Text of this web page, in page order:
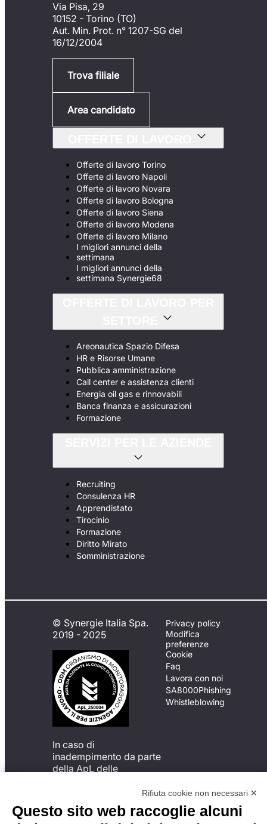
Via Pisa, 29
10152 - Torino (TO)
Aut. Min. Prot. n° 1207-SG del
16/12/2004
Trova filiale
Area candidato
Offerte di lavoro Torino
Offerte di lavoro Napoli
Offerte di lavoro Novara
Offerte di lavoro Bologna
Offerte di lavoro Siena
Offerte di lavoro Modena
Offerte di lavoro Milano
I migliori annunci della
settimana
I migliori annunci della
settimana Synergie68
Areonautica Spazio Difesa
HR e Risorse Umane
Pubblica amministrazione
Call center e assistenza clienti
Energia oil gas e rinnovabili
Banca finanza e assicurazioni
Formazione
Recruiting
Consulenza HR
Apprendistato
Tirocinio
Formazione
Diritto Mirato
Somministrazione
© Synergie Italia Spa.
2019 - 2025
In caso di
inadempimento da parte
della ApL delle
del Codice di Condotta, è
possibile presentare un
reclamo
Privacy policy
Modifica
preferenze
Cookie
Faq
Lavora con noi
SA8000Phishing
Whistleblowing
Rifiuta cookie non necessari ✕
Questo sito web raccoglie alcuni